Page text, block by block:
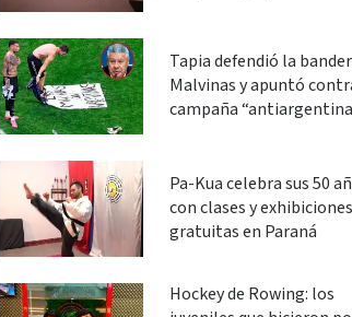
Tapia defendió la
Malvinas y apuntó
campaña
Pa-Kua celebra sus 50
con clases y exhibiciones
gratuitas en Paraná
Hockey de Rowing: los